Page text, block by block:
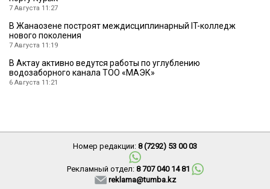
7 Августа 11:27
В Жанаозене построят междисциплинарный IT-колледж
нового поколения
7 Августа 11:19
В Актау активно ведутся работы по углублению
водозаборного канала ТОО «МАЭК»
6 Августа 11:21
Номер редакции: 8 (7292) 53 00 03
Рекламный отдел: 8 707 040 14 81
reklama@tumba.kz